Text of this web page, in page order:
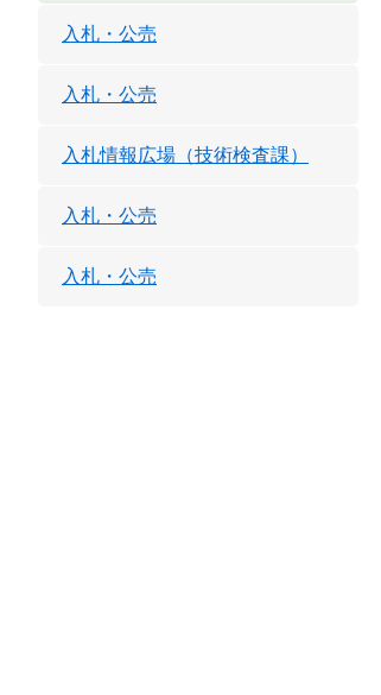
入札・公売
入札・公売
入札情報広場（技術検査課）
入札・公売
入札・公売